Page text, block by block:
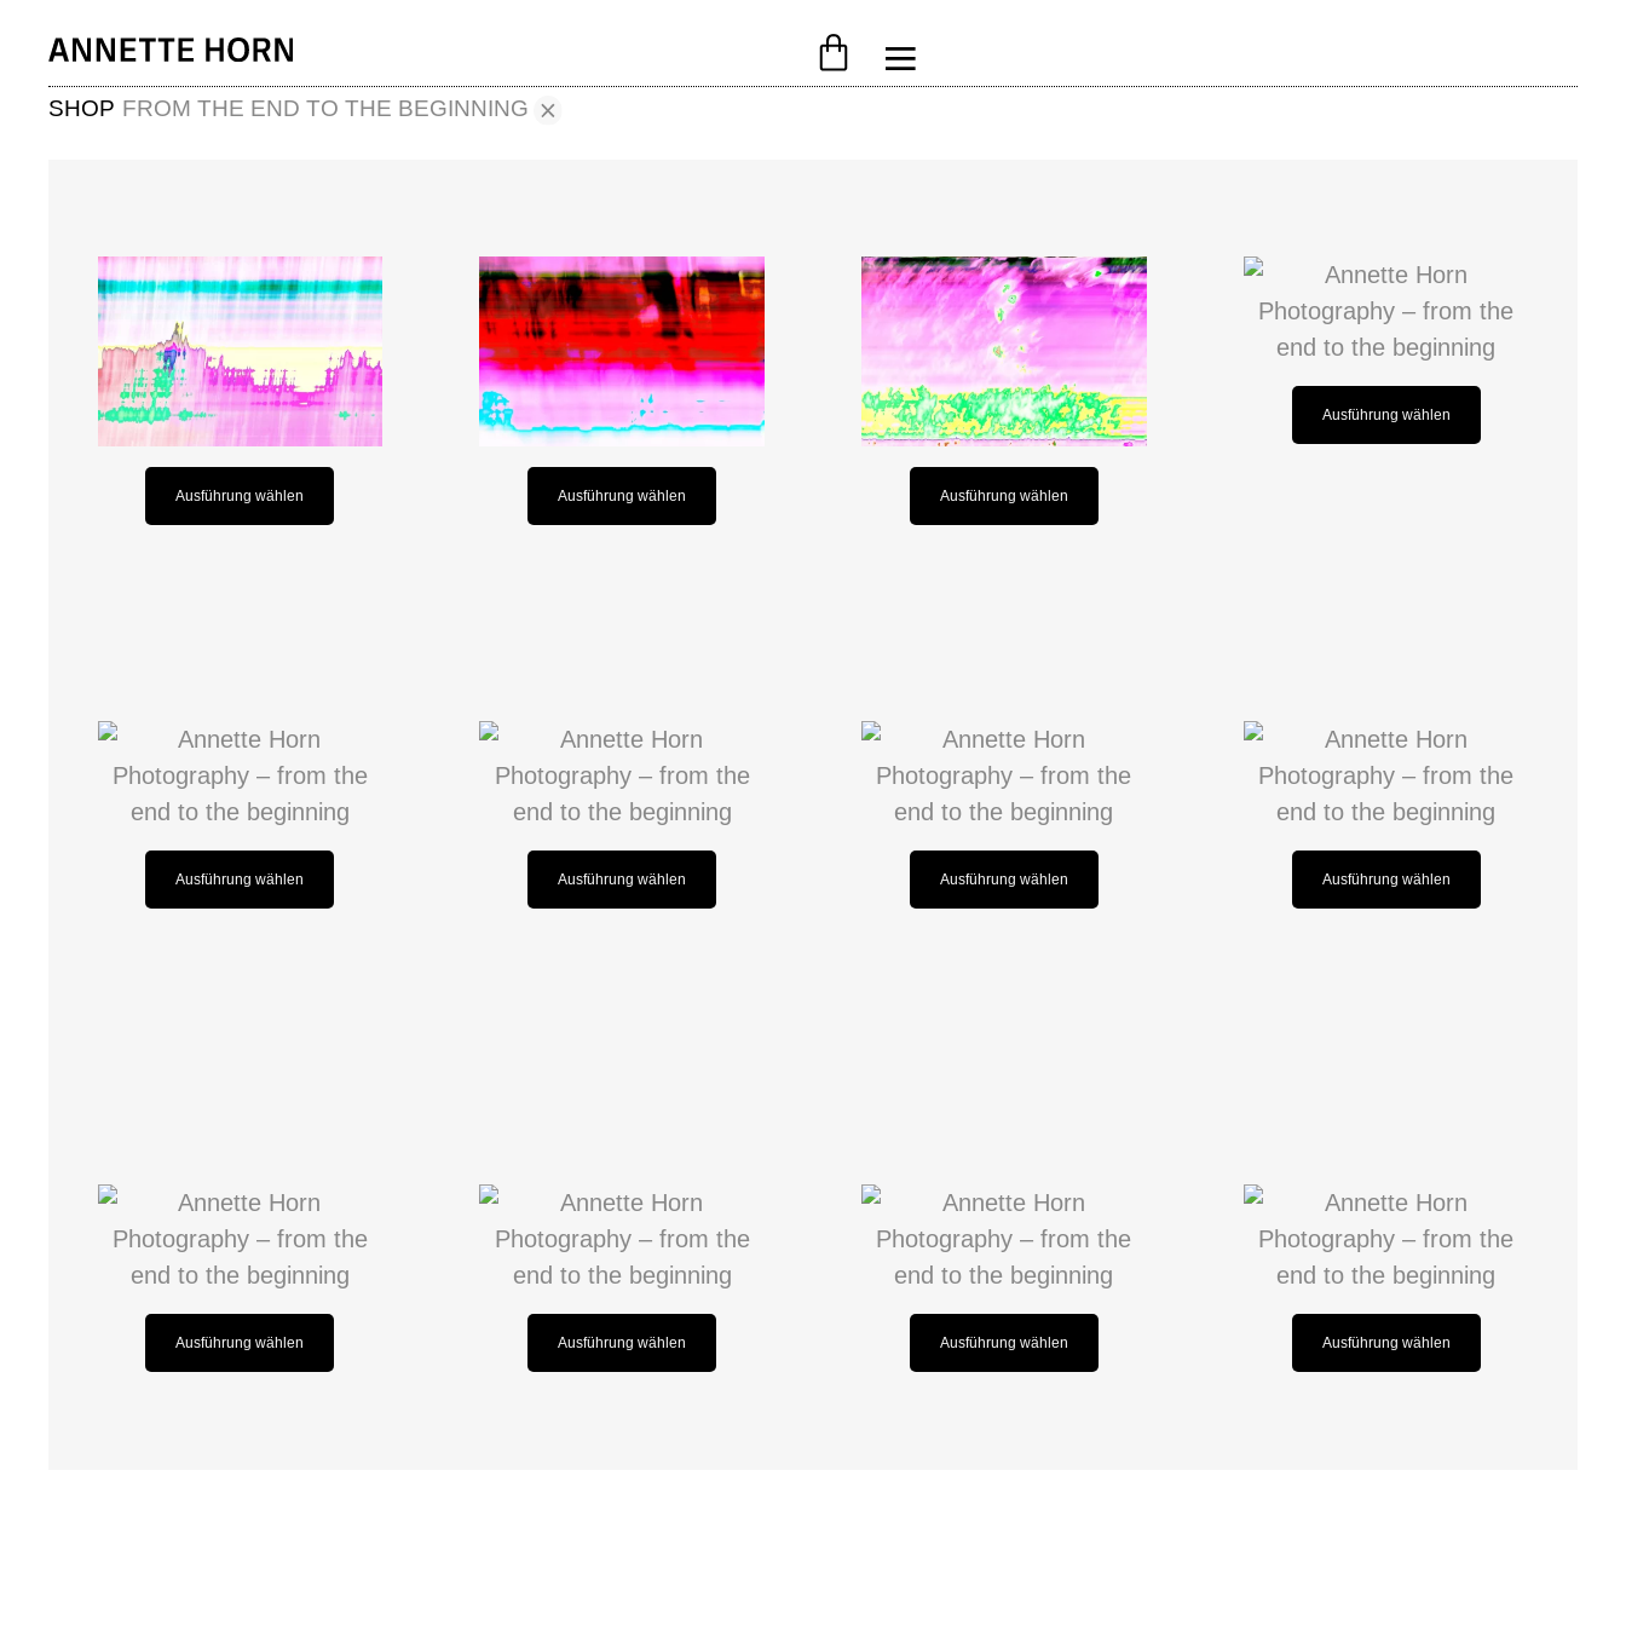
SHOP FROM THE END TO THE BEGINNING
Ausführung wählen Ausführung wählen Ausführung wählen
Ausführung wählen
Ausführung wählen Ausführung wählen Ausführung wählen Ausführung wählen
Ausführung wählen Ausführung wählen Ausführung wählen Ausführung wählen